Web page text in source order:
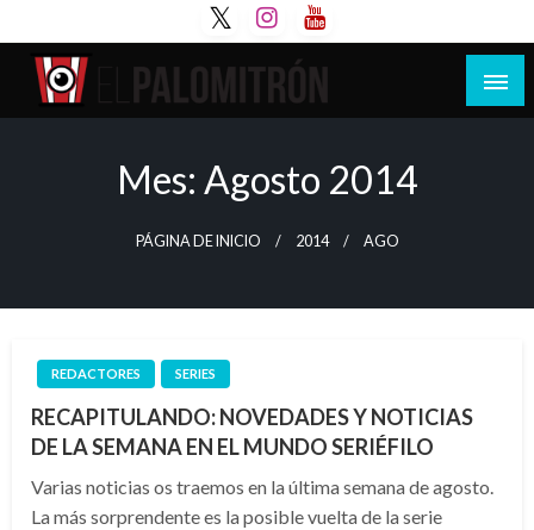
al
contenido
Tu espacio de la industria de cine española y
Mes: Agosto 2014
PÁGINA DE INICIO 2014 AGO
REDACTORES SERIES
RECAPITULANDO: NOVEDADES Y NOTICIAS
DE LA SEMANA EN EL MUNDO SERIÉFILO
Varias noticias os traemos en la última semana de agosto.
La más sorprendente es la posible vuelta de la serie